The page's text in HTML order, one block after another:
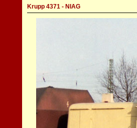
Krupp 4371 - NIAG